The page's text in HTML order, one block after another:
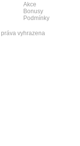
Akce
Bonusy
Podmínky
práva vyhrazena